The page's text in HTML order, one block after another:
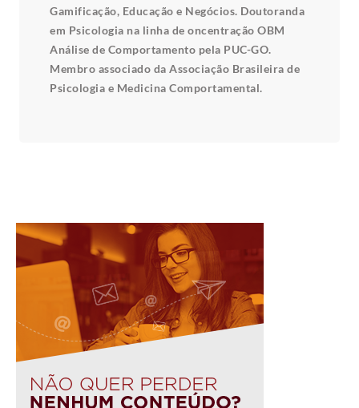
Gamificação, Educação e Negócios. Doutoranda
em Psicologia na linha de oncentração OBM
Análise de Comportamento pela PUC-GO.
Membro associado da Associação Brasileira de
Psicologia e Medicina Comportamental.